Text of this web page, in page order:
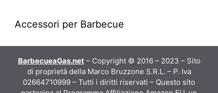
Accessori per Barbecue
BarbecueaGas.net– Copyright © 2016 – 2023 – Sito
di proprietà della Marco Bruzzone S.R.L. – P. Iva
02664710999 – Tutti i diritti riservati – Questo sito